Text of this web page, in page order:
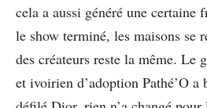
cela a aussi généré une certaine
le show terminé, les maisons se
des créateurs reste la même. Le
et ivoirien d’adoption Pathé’O a